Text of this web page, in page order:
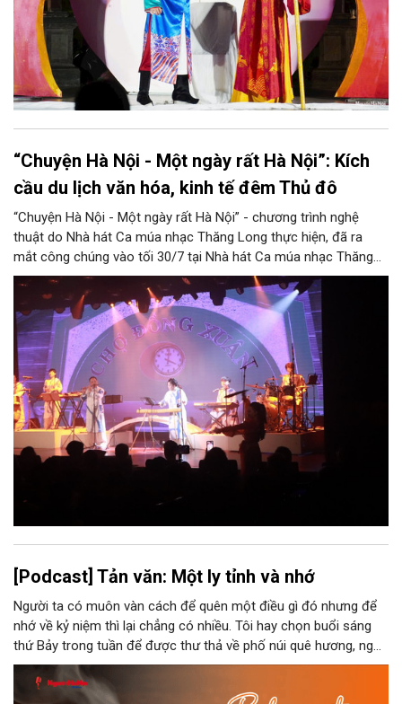
“Chuyện Hà Nội - Một ngày rất Hà Nội”: Kích
cầu du lịch văn hóa, kinh tế đêm Thủ đô
“Chuyện Hà Nội - Một ngày rất Hà Nội” - chương trình nghệ
thuật do Nhà hát Ca múa nhạc Thăng Long thực hiện, đã ra
mắt công chúng vào tối 30/7 tại Nhà hát Ca múa nhạc Thăng
Long (số 31 - 33 phố Lương Văn Can, phường Hoàn Kiếm).
[Podcast] Tản văn: Một ly tỉnh và nhớ
Người ta có muôn vàn cách để quên một điều gì đó nhưng để
nhớ về kỷ niệm thì lại chẳng có nhiều. Tôi hay chọn buổi sáng
thứ Bảy trong tuần để được thư thả về phố núi quê hương, ngồi
đợi giọt đắng của đất đai, mưa nắng điểm từng nhịp xuống
chiếc ly sứ như đợi thời gian mở cánh cửa diệu kì của mình.